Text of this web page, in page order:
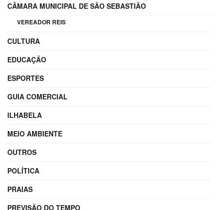
CÂMARA MUNICIPAL DE SÃO SEBASTIÃO
VEREADOR REIS
CULTURA
EDUCAÇÃO
ESPORTES
GUIA COMERCIAL
ILHABELA
MEIO AMBIENTE
OUTROS
POLÍTICA
PRAIAS
PREVISÃO DO TEMPO